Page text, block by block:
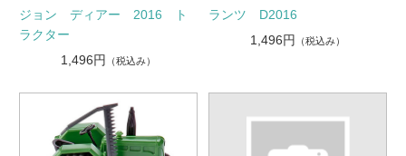
ジョン ディアー 2016 ト
ラクター
1,496円
（税込み）
ランツ D2016
1,496円
（税込み）